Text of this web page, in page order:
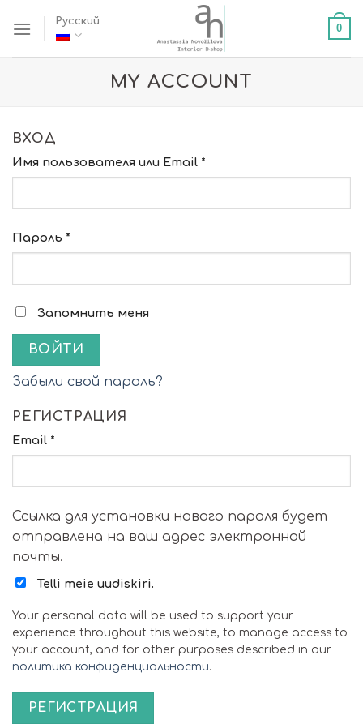
Русский
0
MY ACCOUNT
ВХОД
Имя пользователя или Email *
Пароль *
Запомнить меня
ВОЙТИ
Забыли свой пароль?
РЕГИСТРАЦИЯ
Email *
Ссылка для установки нового пароля будет
отправлена ​​на ваш адрес электронной
почты.
Telli meie uudiskiri.
Your personal data will be used to support your
experience throughout this website, to manage access to
your account, and for other purposes described in our
политика конфиденциальности.
РЕГИСТРАЦИЯ